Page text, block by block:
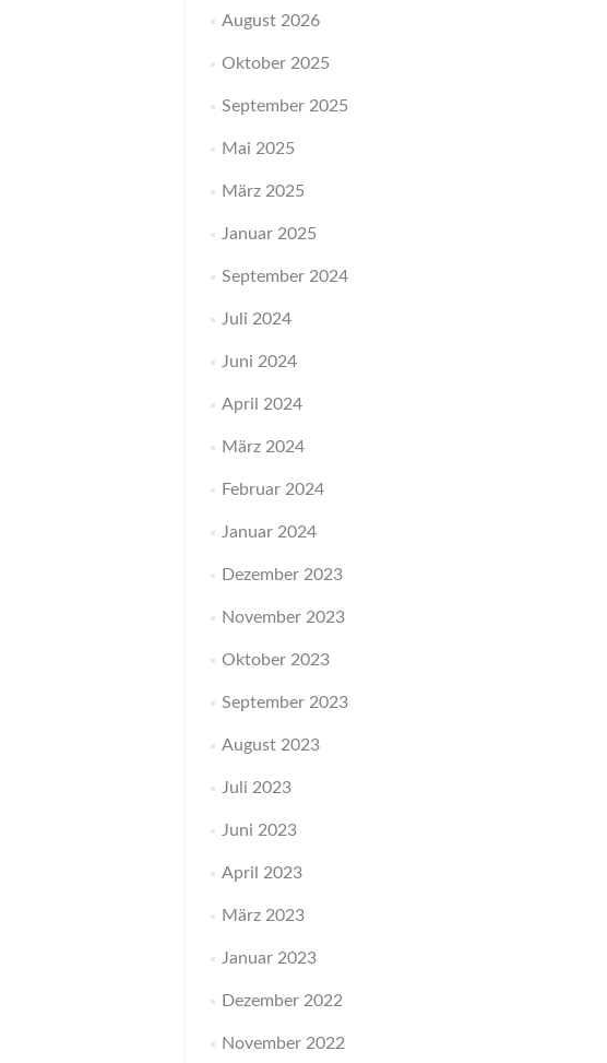
August 2026
Oktober 2025
September 2025
Mai 2025
März 2025
Januar 2025
September 2024
Juli 2024
Juni 2024
April 2024
März 2024
Februar 2024
Januar 2024
Dezember 2023
November 2023
Oktober 2023
September 2023
August 2023
Juli 2023
Juni 2023
April 2023
März 2023
Januar 2023
Dezember 2022
November 2022